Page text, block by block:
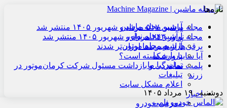
آرشیو مجله ماشین
آرشیو مجله نوآور
آرشیو مجله موتور
درباره ما
تماس با ما
تبلیغات
اعلام مشکل سایت
اخبار
معرفی خودرو
تازه‌ها
مجله ماشین ۵۱۷ مرداد و شهریور ۱۴۰۵ منتشر شد
مجله نوآور ۲۴۳ مرداد و شهریور ۱۴۰۵ منتشر شد
برقی‌ها از هیبریدها ارزان‌تر شدند
آیا سایپا ورشکسته است؟
پلمب نمایندگی و بازداشت مسئول شرکت کرمان‌موتور در
زرند
دوشنبه , ۱۹ مرداد ۱۴۰۵